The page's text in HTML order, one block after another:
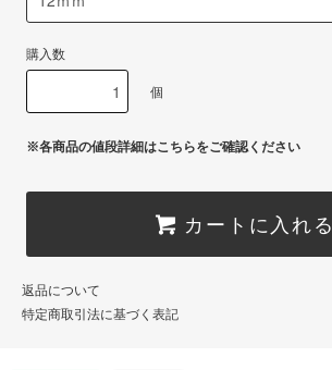
購入数
個
※各商品の値段詳細はこちらをご確認ください
カートに入れる
返品について
特定商取引法に基づく表記